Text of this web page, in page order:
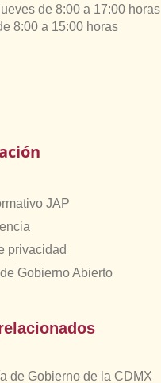
de 8:00 a 17:00 horas
8:00 a 15:00 horas
JAP
privacidad
Gobierno Abierto
de Gobierno de la CDMX